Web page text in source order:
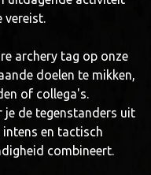
vereist.
archery tag op onze
doelen te mikken,
of collega's.
je de tegenstanders uit
intens en tactisch
combineert.